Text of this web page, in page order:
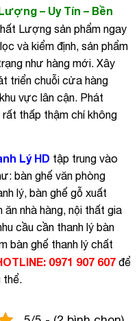
– Uy Tín – Bền
Lượng sản phẩm ngay
và kiểm định, sản phẩm
như hàng mới. Xây
triển chuỗi cửa hàng
vực lân cận. Phát
thấp thậm chí không
Lý HD tập trung vào
bàn ghế văn phòng
lý, bàn ghế gỗ xuất
ăn nhà hàng, nội thất gia
cầu cần thanh lý bàn
bàn ghế thanh lý chất
0971 907 607 để
thể.